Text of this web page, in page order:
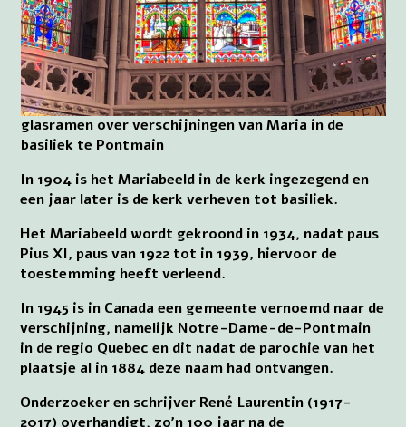
glasramen over verschijningen van Maria in de
basiliek te Pontmain
In 1904 is het Mariabeeld in de kerk ingezegend en
een jaar later is de kerk verheven tot basiliek.
Het Mariabeeld wordt gekroond in 1934, nadat paus
Pius XI, paus van 1922 tot in 1939, hiervoor de
toestemming heeft verleend.
In 1945 is in Canada een gemeente vernoemd naar de
verschijning, namelijk Notre-Dame-de-Pontmain
in de regio Quebec en dit nadat de parochie van het
plaatsje al in 1884 deze naam had ontvangen.
Onderzoeker en schrijver René Laurentin (1917-
2017) overhandigt, zo’n 100 jaar na de